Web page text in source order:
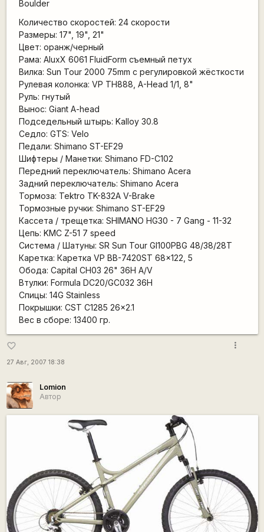
Boulder
Количество скоростей: 24 скорости
Размеры: 17", 19", 21"
Цвет: оранж/черный
Рама: AluxX 6061 FluidForm съемный петух
Вилка: Sun Tour 2000 75mm с регулировкой жёсткости
Рулевая колонка: VP TH888, A-Head 1/1, 8"
Руль: гнутый
Вынос: Giant A-head
Подседельный штырь: Kalloy 30.8
Седло: GTS: Velo
Педали: Shimano ST-EF29
Шифтеры / Манетки: Shimano FD-C102
Передний переключатель: Shimano Acera
Задний переключатель: Shimano Acera
Тормоза: Tektro TK-832A V-Brake
Тормозные ручки: Shimano ST-EF29
Кассета / трещетка: SHIMANO HG30 - 7 Gang - 11-32
Цепь: KMC Z-51 7 speed
Система / Шатуны: SR Sun Tour GI100PBG 48/38/28T
Каретка: Каретка VP BB-7420ST 68x122, 5
Обода: Capital СH03 26" 36H A/V
Втулки: Formula DC20/GC032 36H
Спицы: 14G Stainless
Покрышки: CST C1285 26x2.1
Вес в сборе: 13400 гр.
favorite_border
27 Авг, 2007 18:38
more_vert
Lomion
Автор